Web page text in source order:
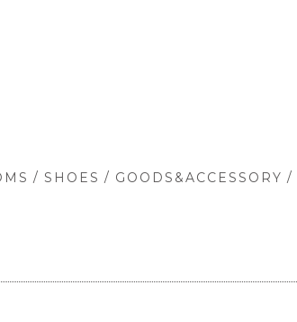
/ SHOES / GOODS&ACCESSORY /